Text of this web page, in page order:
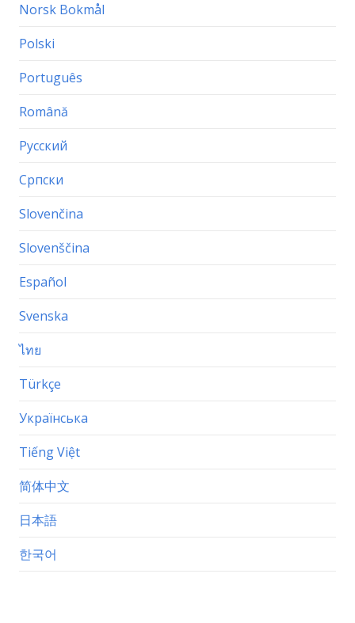
Norsk Bokmål
Polski
Português
Română
Русский
Српски
Slovenčina
Slovenščina
Español
Svenska
ไทย
Türkçe
Українська
Tiếng Việt
简体中文
日本語
한국어